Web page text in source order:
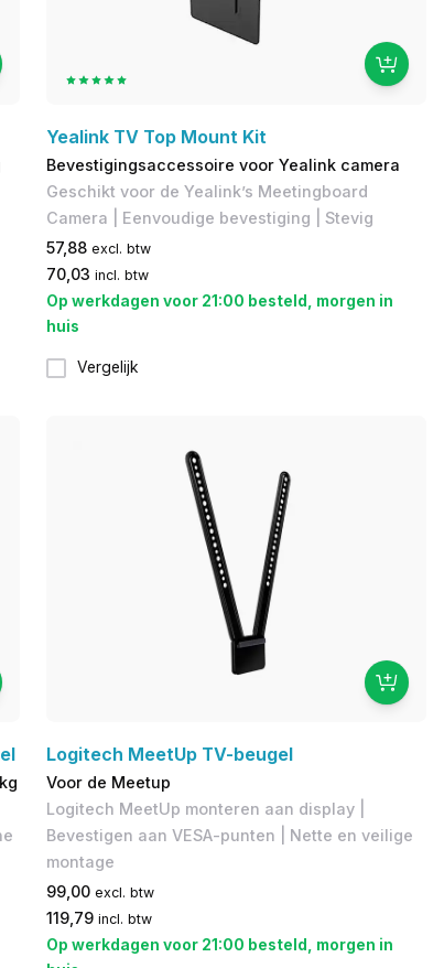
Yealink TV Top Mount Kit
Bevestigingsaccessoire voor Yealink camera
Geschikt voor de Yealink’s Meetingboard
Camera | Eenvoudige bevestiging | Stevig
57,88 excl. btw
70,03 incl. btw
Op werkdagen voor 21:00 besteld, morgen in
huis
Vergelijk
Logitech MeetUp TV-beugel
Voor de Meetup
Logitech MeetUp monteren aan display |
Bevestigen aan VESA-punten | Nette en veilige
montage
99,00 excl. btw
119,79 incl. btw
Op werkdagen voor 21:00 besteld, morgen in